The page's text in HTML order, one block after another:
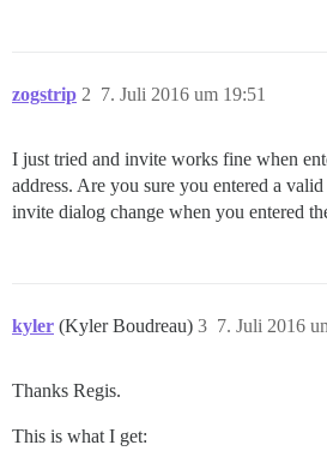
zogstrip 7. Juli 2016 um 19:51
2
I just tried and invite works fine when
address. Are you sure you entered a
invite dialog change when you entered
kyler (Kyler Boudreau) 7. Juli 2016
3
Thanks Regis.
This is what I get: